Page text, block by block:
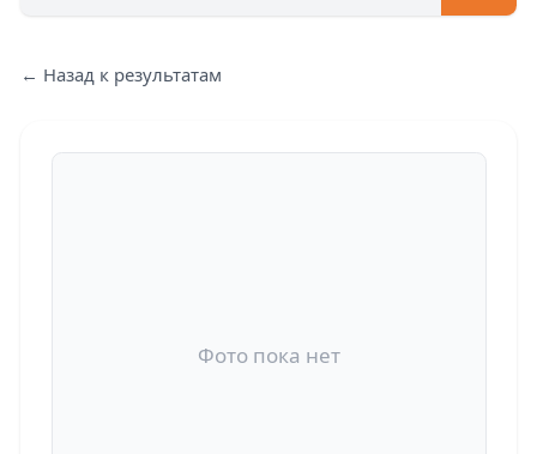
← Назад к результатам
Фото пока нет